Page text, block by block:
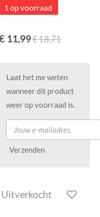
1 op voorraad
11,99€ 18,71
Laat het me weten
wanneer dit product
weer op voorraad is.
Verzenden
Uitverkocht